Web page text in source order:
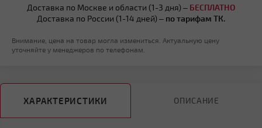
Доставка по Москве и области (1-3 дня) – БЕСПЛАТНО
Доставка по России (1-14 дней) – по тарифам ТК.
Внимание, цена на товар могла измениться. Актуальную цену
уточняйте у менеджеров по телефонам.
ХАРАКТЕРИСТИКИ ОПИСАНИЕ